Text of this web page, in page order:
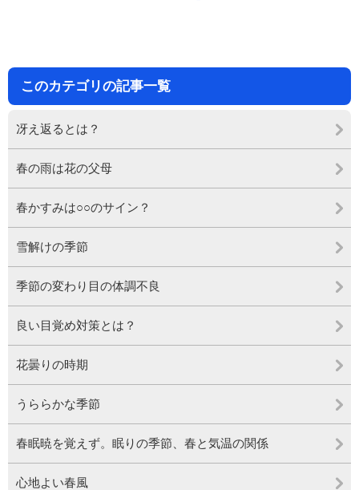
このカテゴリの記事一覧
冴え返るとは？
春の雨は花の父母
春かすみは○○のサイン？
雪解けの季節
季節の変わり目の体調不良
良い目覚め対策とは？
花曇りの時期
うららかな季節
春眠暁を覚えず。眠りの季節、春と気温の関係
心地よい春風